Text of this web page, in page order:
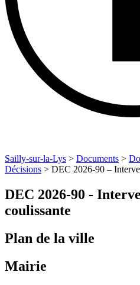
Sailly-sur-la-Lys > Documents >
Décisions > DEC 2026-90 –
DEC 2026-90 -
coulissante
Plan de la ville
Mairie